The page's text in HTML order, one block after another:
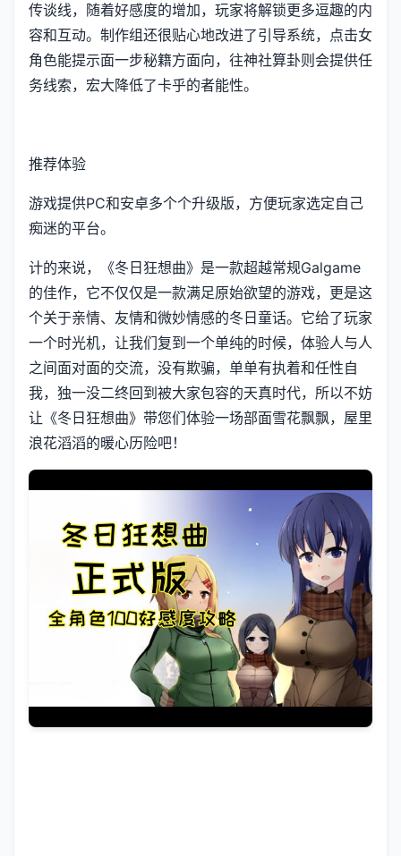
传谈线，随着好感度的增加，玩家将解锁更多逗趣的内
容和互动。制作组还很贴心地改进了引导系统，点击女
角色能提示面一步秘籍方面向，往神社算卦则会提供任
务线索，宏大降低了卡乎的者能性。
推荐体验
游戏提供PC和安卓多个个升级版，方便玩家选定自己
痴迷的平台。
计的来说，《冬日狂想曲》是一款​​超越常规Galgame
的佳作​​，它不仅仅是一款满足原始欲望的游戏，更是这
个关于亲情、友情和微妙情感的冬日童话。它给了玩家
一个时光机，让我们复到一个单纯的时候，体验人与人
之间面对面的交流，没有欺骗，单单有执着和任性自
我，独一没二终回到被大家包容的天真时代，所以不妨
让《冬日狂想曲》带您们体验一场​​部面雪花飘飘，屋里
浪花滔滔​​的暖心历险吧！